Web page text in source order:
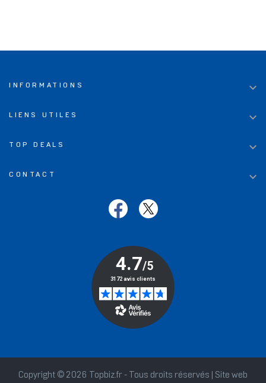
INFORMATIONS 
LIENS UTILES 
TOP DEALS 
CONTACT 
Copyright © 2026 Topbiz.fr - Tous droits réservés | Site web